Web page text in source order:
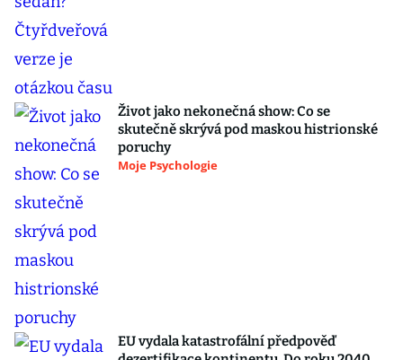
Život jako nekonečná show: Co se
skutečně skrývá pod maskou histrionské
poruchy
Moje Psychologie
EU vydala katastrofální předpověď